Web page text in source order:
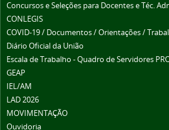
Concursos e Seleções para Docentes e Téc.
CONLEGIS
COVID-19 / Documentos / Orientações /
Diário Oficial da União
Escala de Trabalho - Quadro de Servidores
GEAP
IEL/AM
LAD 2026
MOVIMENTAÇÃO
Ouvidoria